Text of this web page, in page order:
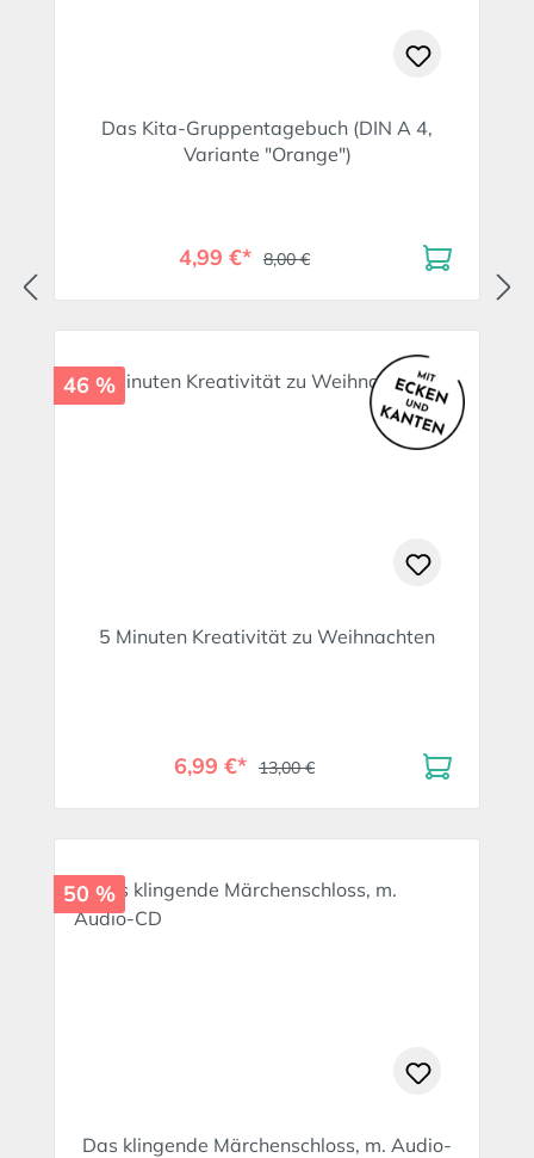
Das Kita-Gruppentagebuch (DIN A 4,
Variante "Orange")
4,99 €* 8,00 €
46 %
5 Minuten Kreativität zu Weihnachten
6,99 €* 13,00 €
50 %
Das klingende Märchenschloss, m. Audio-